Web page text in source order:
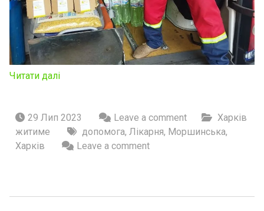
Читати далі
29 Лип 2023 Leave a comment
Харків
житиме
допомога, Лікарня, Моршинська,
Харків
Leave a comment